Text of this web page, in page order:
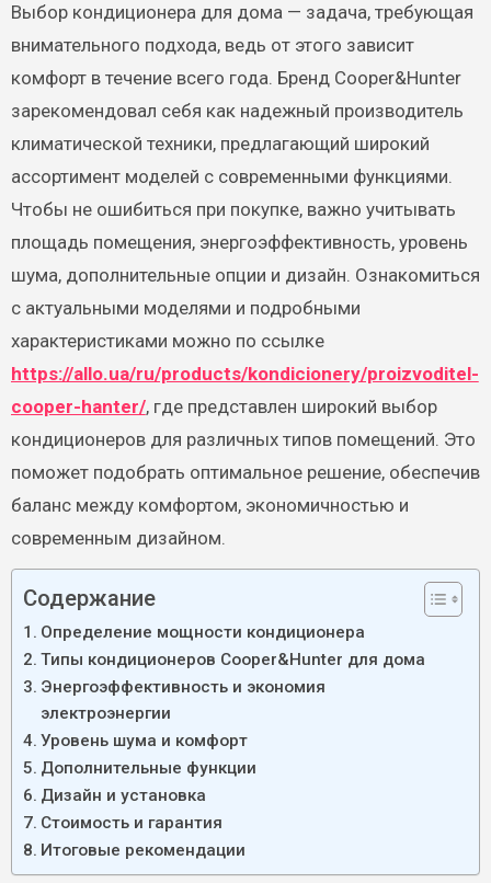
Выбор кондиционера для дома — задача, требующая
внимательного подхода, ведь от этого зависит
комфорт в течение всего года. Бренд Cooper&Hunter
зарекомендовал себя как надежный производитель
климатической техники, предлагающий широкий
ассортимент моделей с современными функциями.
Чтобы не ошибиться при покупке, важно учитывать
площадь помещения, энергоэффективность, уровень
шума, дополнительные опции и дизайн. Ознакомиться
с актуальными моделями и подробными
характеристиками можно по ссылке
https://allo.ua/ru/products/kondicionery/proizvoditel-
cooper-hanter/, где представлен широкий выбор
кондиционеров для различных типов помещений. Это
поможет подобрать оптимальное решение, обеспечив
баланс между комфортом, экономичностью и
современным дизайном.
Содержание
Определение мощности кондиционера
Типы кондиционеров Cooper&Hunter для дома
Энергоэффективность и экономия
электроэнергии
Уровень шума и комфорт
Дополнительные функции
Дизайн и установка
Стоимость и гарантия
Итоговые рекомендации